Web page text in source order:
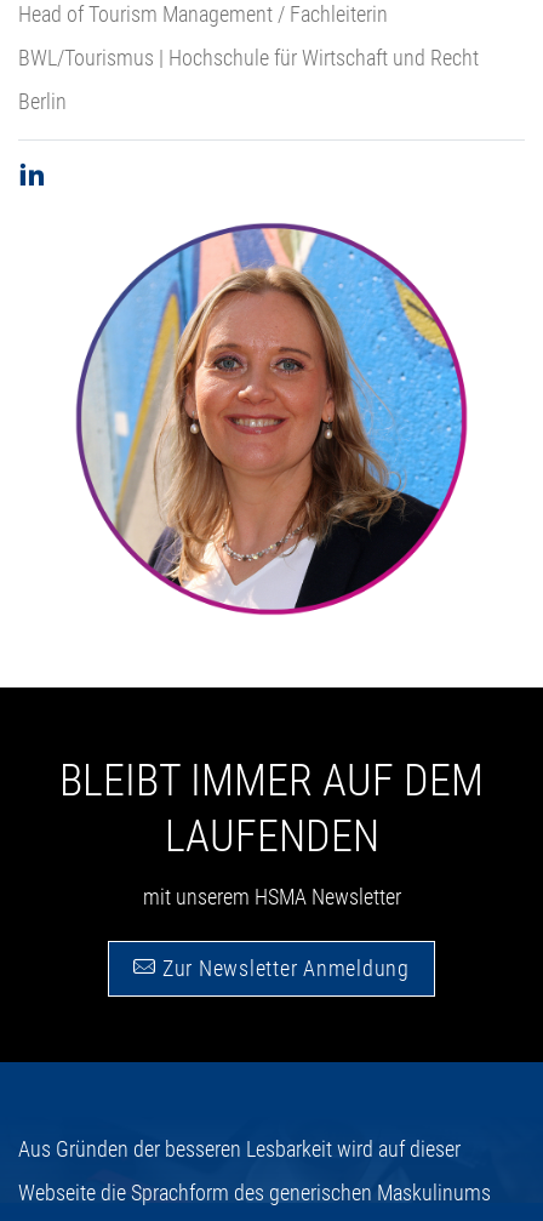
Head of Tourism Management / Fachleiterin
BWL/Tourismus | Hochschule für Wirtschaft und Recht
Berlin
BLEIBT IMMER AUF DEM
LAUFENDEN
mit unserem HSMA Newsletter
Zur Newsletter Anmeldung
Aus Gründen der besseren Lesbarkeit wird auf dieser
Webseite die Sprachform des generischen Maskulinums